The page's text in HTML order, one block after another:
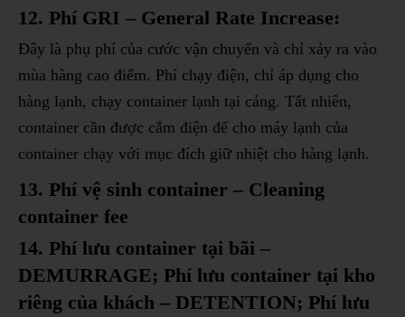
12. Phí GRI – General Rate Increase:
Đây là phụ phí của cước vận chuyển và chỉ xảy ra vào
mùa hàng cao điểm. Phí chạy điện, chỉ áp dụng cho
hàng lạnh, chạy container lạnh tại cảng. Tất nhiên,
container cần được cắm điện để cho máy lạnh của
container chạy với mục đích giữ nhiệt cho hàng lạnh.
13. Phí vệ sinh container – Cleaning
container fee
14. Phí lưu container tại bãi –
DEMURRAGE; Phí lưu container tại kho
riêng của khách – DETENTION; Phí lưu